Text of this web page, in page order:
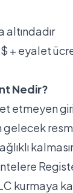
altındadır
+ eyalet
Nedir?
etmeyen
kurmaya